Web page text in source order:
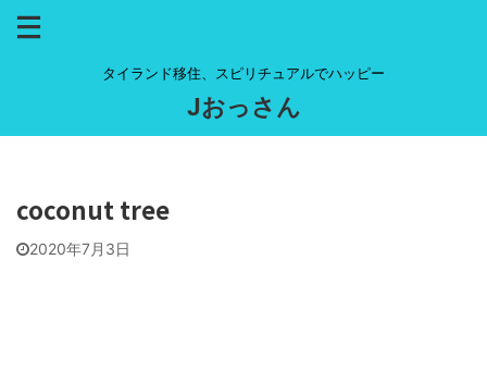
タイランド移住、スピリチュアルでハッピー
Jおっさん
coconut tree
2020年7月3日